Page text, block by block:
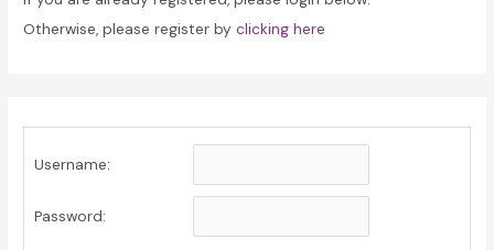
Otherwise, please register byclicking here
Username:
Password: